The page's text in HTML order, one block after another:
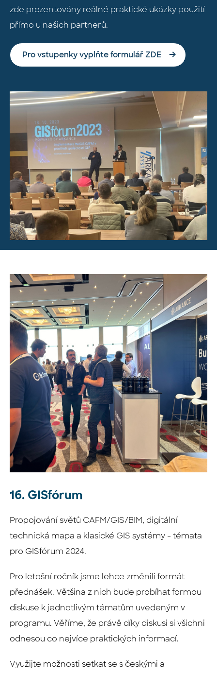
zde prezentovány reálné praktické ukázky použití
přímo u našich partnerů.
Pro vstupenky vyplňte formulář ZDE
16. GISfórum
Propojování světů CAFM/GIS/BIM, digitální
technická mapa a klasické GIS systémy - témata
pro GISfórum 2024.
Pro letošní ročník jsme lehce změnili formát
přednášek. Většina z nich bude probíhat formou
diskuse k jednotlivým tématům uvedeným v
programu. Věříme, že právě díky diskusi si všichni
odnesou co nejvíce praktických informací.
‍Využijte možnosti setkat se s českými a